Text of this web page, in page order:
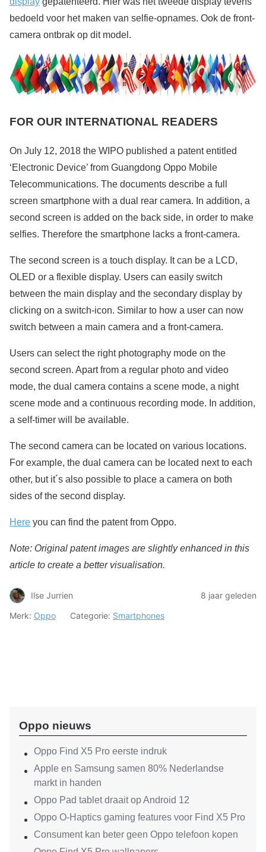
bedoeld voor het maken van selfie-opnames. Ook de front-
camera ontbrak op dit model.
FOR OUR INTERNATIONAL READERS
On July 12, 2018 the WIPO published a patent entitled
‘Electronic Device’ from Guangdong Oppo Mobile
Telecommunications. The documents describe a full
screen smartphone with a dual rear camera. In addition, a
second screen is added on the back side, in order to make
selfies. Therefore the smartphone lacks a front-camera.
The second screen is a touch display. It can be a LCD,
OLED or a flexible display. Users can easily switch
between the main display and the secondary display by
clicking on a switch-icon. Similar to how a user can now
switch between a main camera and a front-camera.
Users can select the right photography mode on the
second screen. Apart from a regular photo and video
mode, the dual camera contains a scene mode, a night
scene mode and a continuous recording mode. In addition,
a self-timer will be available.
The second camera can be located on various locations.
For example, the dual camera can be located next to each
other, but it´s also possible to place a camera on both
sides of the second display.
Here you can find the patent from Oppo.
Note: Original patent images are slightly enhanced in this
article to create a better visualisation.
Ilse Jurrien
8 jaar geleden
Merk: Oppo Categorie: Smartphones
Oppo nieuws
Oppo Find X5 Pro eerste indruk
Apple en Samsung samen 80% Nederlandse
markt in handen
Oppo Pad tablet draait op Android 12
Oppo O-Haptics gaming features voor Find X5 Pro
Consument kan beter geen Oppo telefoon kopen